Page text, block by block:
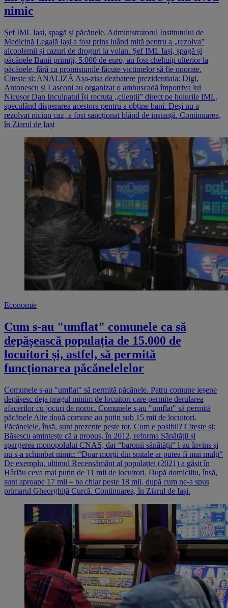
nimic
Șef IML Iași, șpagă și păcănele. Administratorul Institutului de
Medicină Legală Iași a fost prins luând mită pentru a „rezolva”
alcoolemii și cazuri de droguri la volan. Șef IML Iași, șpagă și
păcănele Banii primiți, 5.000 de euro, au fost cheltuiți ulterior la
păcănele, fără ca promisiunile făcute victimelor să fie onorate.
Citește și: ANALIZĂ Așa-zisa dezbatere prezidentiala: Digi,
Antonescu și Lasconi au organizat o ambuscadă împotriva lui
Nicușor Dan Inculpatul își recruta „clienții” direct pe holurile IML,
speculând disperarea acestora pentru a obține bani. Deși nu a
rezolvat niciun caz, a fost sancționat blând de instanță. Continuarea,
în Ziarul de Iași
Economie
Cum s-au "umflat" comunele ca să
depășească populația de 15.000 de
locuitori și, astfel, să permită
funcționarea păcănelelelor
Comunele s-au "umflat" să permită păcănele. Patru comune ieșene
depășesc deja pragul minim de locuitori care permite derularea
afacerilor cu jocuri de noroc. Comunele s-au "umflat" să permită
păcănele Alte două comune au puțin sub 15 mii de locuitori.
Păcănelele, însă, sunt prezente peste tot. Cum e posibil? Citește și:
Băsescu amintește că a propus, în 2012, reforma Sănătății și
spargerea monopolului CNAS, dar “baronii sănătății“ l-au învins și
nu s-a schimbat nimic: “Doar morţii din spitale ar putea fi mai mulţi“
De exemplu, ultimul Recensământ al populației (2021) a găsit în
Hârlău ceva mai puțin de 11 mii de locuitori. După domiciliu, însă,
sunt aproape 17 mii – ba chiar peste 18 mii, după cum ne-a spus
primarul Gheorghiță Curcă. Continuarea, în Ziarul de Iași.